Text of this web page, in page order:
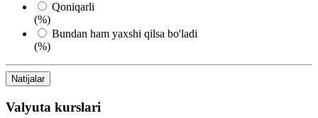
Qoniqarli
(%)
Bundan ham yaxshi qilsa bo'ladi
(%)
Natijalar
Valyuta kurslari